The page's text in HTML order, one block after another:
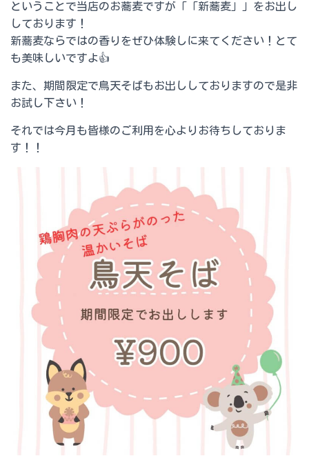
ということで当店のお蕎麦ですが「「新蕎麦」」をお出し
しております！
新蕎麦ならではの香りをぜひ体験しに来てください！とて
も美味しいですよ👍
また、期間限定で鳥天そばもお出ししておりますので是非
お試し下さい！
それでは今月も皆様のご利用を心よりお待ちしておりま
す！！